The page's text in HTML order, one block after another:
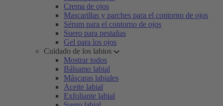
Crema de ojos
Mascarillas y parches para el contorno de ojos
Sérum para el contorno de ojos
Suero para pestañas
Gel para los ojos
Cuidado de los labios
Mostrar todos
Bálsamo labial
Máscaras labiales
Aceite labial
Exfoliante labial